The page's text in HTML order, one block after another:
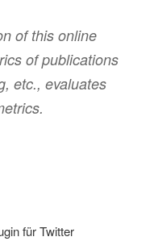
of this online
of publications
etc., evaluates
für Twitter